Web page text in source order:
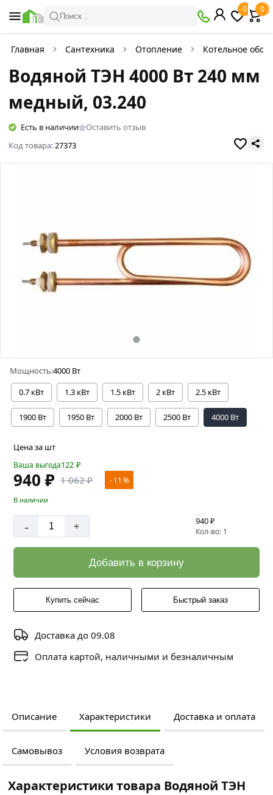
Поиск ..
0 0
Главная Сантехника Отопление Котельное
Водяной ТЭН 4000 Вт 240 мм
медный, 03.240
Есть в наличии
Оставить отзыв
Код товара:27373
Мощность:4000 Вт
0.7 кВт
1.3 кВт 1.5 кВт 2 кВт 2.5 кВт
1900 Вт 1950 Вт 2000 Вт 2500 Вт 4000 Вт
Цена за шт
Ваша выгода122 ₽
940 ₽ 1 062 ₽ - 11 %
В наличии
- + 940 ₽
Кол-во: 1
Добавить в корзину
Купить сейчас Быстрый заказ
Доставка до 09.08
Оплата картой, наличными и безналичным
Описание Характеристики Доставка и оплата
Самовывоз Условия возврата
Характеристики товара Водяной ТЭН